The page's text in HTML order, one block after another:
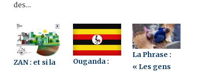
des…
ZAN : et si la
Ouganda :
La Phrase :
« Les gens